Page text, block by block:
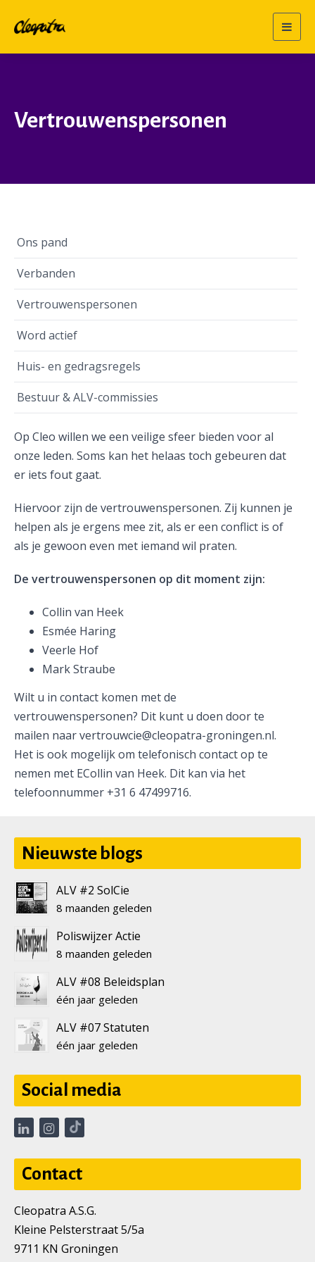
Vertrouwenspersonen
Ons pand
Verbanden
Vertrouwenspersonen
Word actief
Huis- en gedragsregels
Bestuur & ALV-commissies
Op Cleo willen we een veilige sfeer bieden voor al
onze leden. Soms kan het helaas toch gebeuren dat
er iets fout gaat.
Hiervoor zijn de vertrouwenspersonen. Zij kunnen je
helpen als je ergens mee zit, als er een conflict is of
als je gewoon even met iemand wil praten.
De vertrouwenspersonen op dit moment zijn:
Collin van Heek
Esmée Haring
Veerle Hof
Mark Straube
Wilt u in contact komen met de
vertrouwenspersonen? Dit kunt u doen door te
mailen naar vertrouwcie@cleopatra-groningen.nl.
Het is ook mogelijk om telefonisch contact op te
nemen met ECollin van Heek. Dit kan via het
telefoonnummer +31 6 47499716.
Nieuwste blogs
ALV #2 SolCie
8 maanden geleden
Poliswijzer Actie
8 maanden geleden
ALV #08 Beleidsplan
één jaar geleden
ALV #07 Statuten
één jaar geleden
Social media
Contact
Cleopatra A.S.G.
Kleine Pelsterstraat 5/5a
9711 KN Groningen